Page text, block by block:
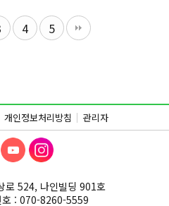
4 5
개인정보처리방침 관리자
로 524, 나인빌딩 901호
호 : 070-8260-5559